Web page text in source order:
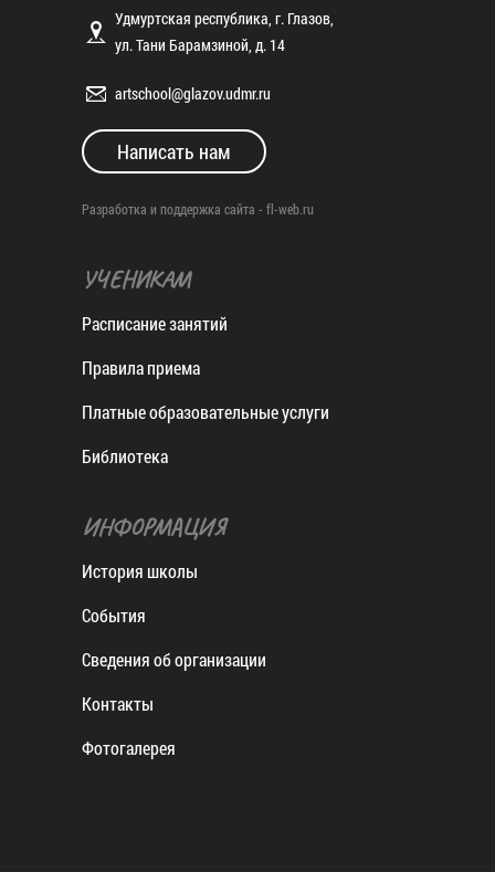
Удмуртская республика, г. Глазов,
ул. Тани Барамзиной, д. 14
artschool@glazov.udmr.ru
Написать нам
Разработка и поддержка сайта - fl-web.ru
УЧЕНИКАМ
Расписание занятий
Правила приема
Платные образовательные услуги
Библиотека
ИНФОРМАЦИЯ
История школы
События
Сведения об организации
Контакты
Фотогалерея